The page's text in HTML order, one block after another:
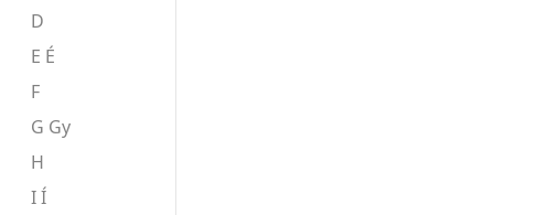
D
E É
F
G Gy
H
I Í